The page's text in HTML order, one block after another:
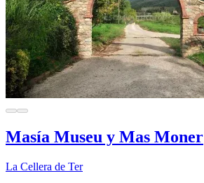
Masía Museu y Mas Moner
La Cellera de Ter